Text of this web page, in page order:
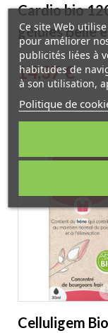
Cardio bio
gélules Belle
Prix
14,37 €
Celluligem Bio
Ce site Web
pour améliorer
publicités liées à
habitudes de
à son utilisation,
Politique de